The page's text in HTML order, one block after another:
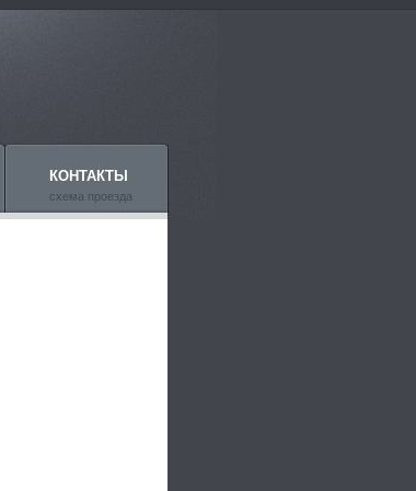
КОНТАКТЫ
схема проезда